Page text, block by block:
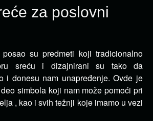
za poslovni
su predmeti koji tradicionalno
sreću i dizajnirani su tako da
i donesu nam unapređenje. Ovde je
simbola koji nam može pomoći pri
, kao i svih težnji koje imamo u vezi